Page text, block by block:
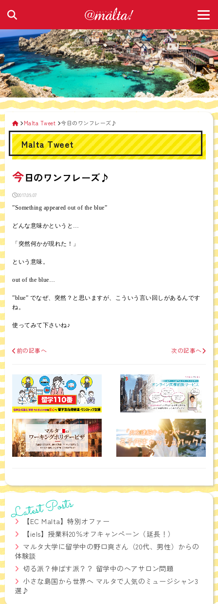
Malta Tweet 今日のワンフレーズ♪
Malta Tweet
今日のワンフレーズ♪
2017.09.07
”Something appeared out of the blue”
どんな意味かというと…
「突然何かが現れた！」
という意味。
out of the blue…
”blue” でなぜ、突然？と思いますが、こういう言い回しがあるんです
ね。
使ってみて下さいね♪
前の記事へ 次の記事へ
Latest Posts
【EC Malta】特別オファー
【iels】授業料20％オフキャンペーン（延長！）
マルタ大学に留学中の野口爽さん（20代、男性）からの
体験談
切る派？伸ばす派？？ 留学中のヘアサロン問題
小さな島国から世界へ マルタで人気のミュージシャン3
選♪